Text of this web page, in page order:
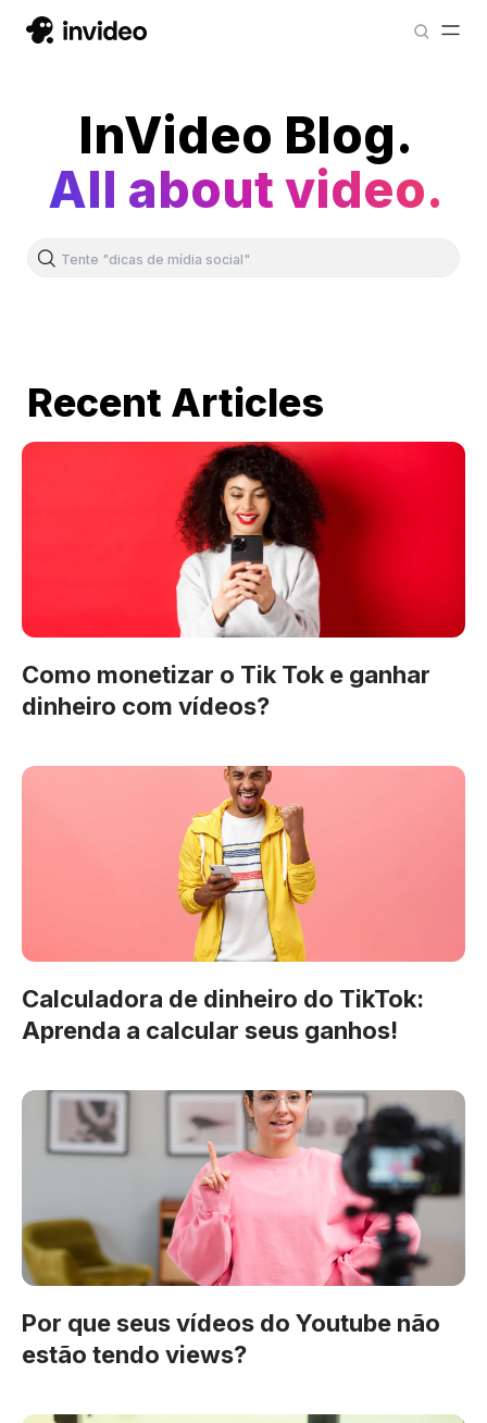
InVideo Blog.
All about video.
Recent Articles
Como monetizar o Tik Tok e ganhar
dinheiro com vídeos?
Calculadora de dinheiro do TikTok:
Aprenda a calcular seus ganhos!
Por que seus vídeos do Youtube não
estão tendo views?